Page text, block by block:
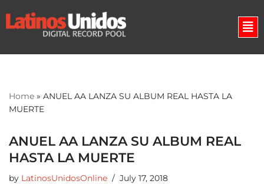
Skip
Home » ANUEL AA LANZA SU ALBUM REAL HASTA LA
MUERTE
ANUEL AA LANZA SU ALBUM REAL
HASTA LA MUERTE
by LatinosUnidosOnline July 17, 2018